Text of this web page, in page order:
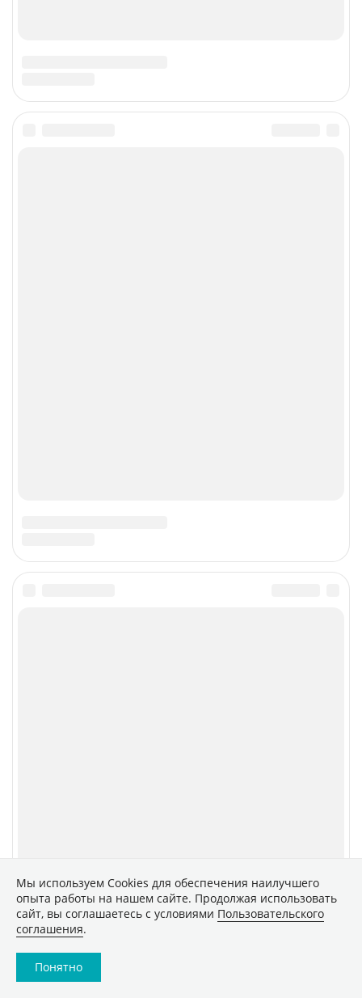
Мы используем Сookies для обеспечения наилучшего
опыта работы на нашем сайте. Продолжая использовать
сайт, вы соглашаетесь с условиями Пользовательского
соглашения.
Понятно